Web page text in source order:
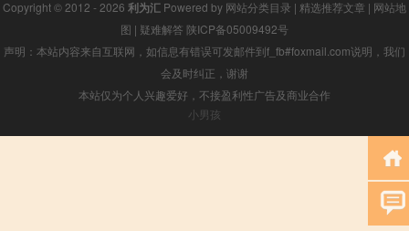
Copyright © 2012 - 2026 利为汇 Powered by 网站分类目录 | 精选推荐文章 | 网站地
图 | 疑难解答 陕ICP备05009492号
声明：本站内容来自互联网，如信息有错误可发邮件到f_fb#foxmail.com说明，我们
会及时纠正，谢谢
本站仅为个人兴趣爱好，不接盈利性广告及商业合作
小男孩